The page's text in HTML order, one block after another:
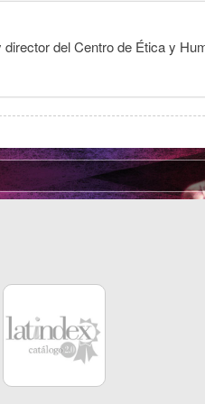
del Centro de Ética y